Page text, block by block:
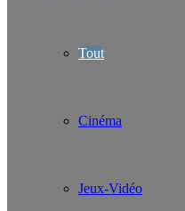
Tout
Cinéma
Jeux-Vidéo